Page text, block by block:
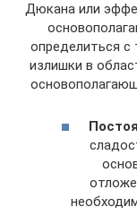
Дюкана или
определиться с
излишки в